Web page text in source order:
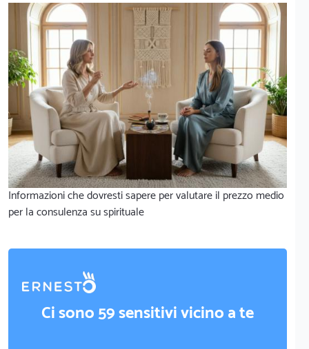
Informazioni che dovresti sapere per valutare il prezzo medio
per la consulenza su spirituale
Ci sono 59 sensitivi vicino a te